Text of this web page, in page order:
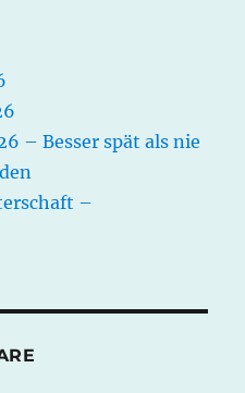
– Besser spät als nie
–